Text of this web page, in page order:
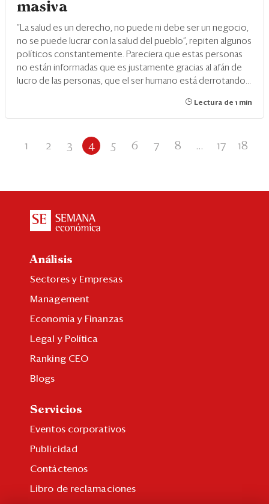
masiva
“La salud es un derecho, no puede ni debe ser un negocio,
no se puede lucrar con la salud del pueblo”, repiten algunos
políticos constantemente. Pareciera que estas personas
no están informadas que es justamente gracias al afán de
lucro de las personas, que el ser humano está derrotando...
Lectura de 1 min
1 2 3 4 5 6 7 8 ... 17 18
Análisis
Sectores y Empresas
Management
Economía y Finanzas
Legal y Política
Ranking CEO
Blogs
Servicios
Eventos corporativos
Publicidad
Contáctenos
Libro de reclamaciones